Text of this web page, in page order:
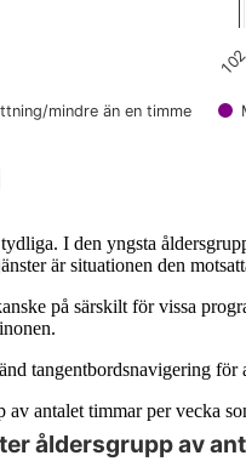
mindre än en timme
102
I den yngsta
är situationen den
på särskilt för vissa
tangentbordsnavigering för
antalet timmar per vecka
till diagrammet med
åldersgrupp av